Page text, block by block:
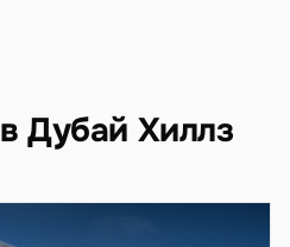
Дубай Хиллз